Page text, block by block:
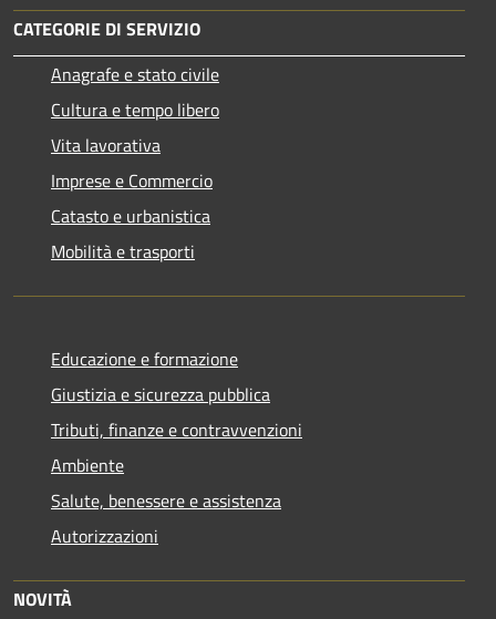
CATEGORIE DI SERVIZIO
Anagrafe e stato civile
Cultura e tempo libero
Vita lavorativa
Imprese e Commercio
Catasto e urbanistica
Mobilità e trasporti
Educazione e formazione
Giustizia e sicurezza pubblica
Tributi, finanze e contravvenzioni
Ambiente
Salute, benessere e assistenza
Autorizzazioni
NOVITÀ